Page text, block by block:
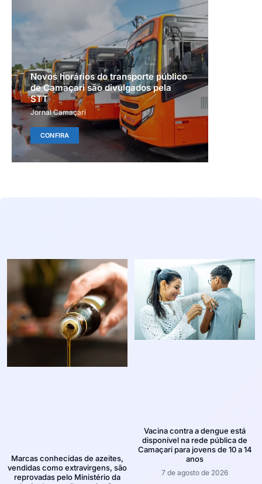
Novos horários do transporte público
de Camaçari são divulgados pela
STT
Jornal Camaçari
CONFIRA
Marcas conhecidas de azeites,
vendidas como extravirgens, são
reprovadas pelo Ministério da
Vacina contra a dengue está
disponível na rede pública de
Camaçari para jovens de 10 a 14
anos
7 de agosto de 2026